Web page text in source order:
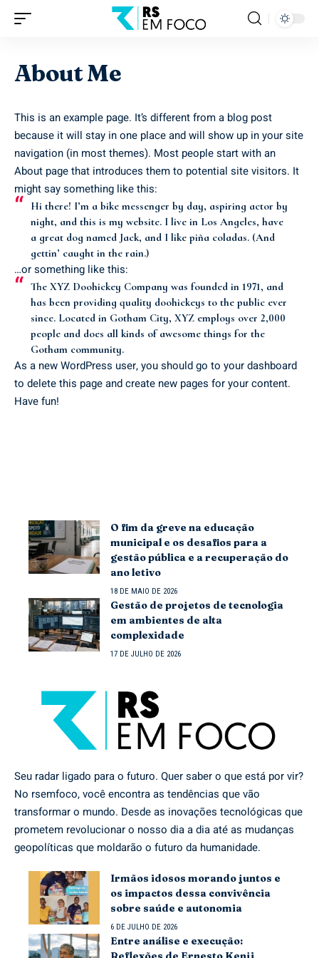
About Me
This is an example page. It’s different from a blog post
because it will stay in one place and will show up in your site
navigation (in most themes). Most people start with an
About page that introduces them to potential site visitors. It
might say something like this:
Hi there! I’m a bike messenger by day, aspiring actor by
night, and this is my website. I live in Los Angeles, have
a great dog named Jack, and I like piña coladas. (And
gettin’ caught in the rain.)
…or something like this:
The XYZ Doohickey Company was founded in 1971, and
has been providing quality doohickeys to the public ever
since. Located in Gotham City, XYZ employs over 2,000
people and does all kinds of awesome things for the
Gotham community.
As a new WordPress user, you should go to your dashboard
to delete this page and create new pages for your content.
Have fun!
O fim da greve na educação
municipal e os desafios para a
gestão pública e a recuperação do
ano letivo
18 DE MAIO DE 2026
Gestão de projetos de tecnologia
em ambientes de alta
complexidade
17 DE JULHO DE 2026
Seu radar ligado para o futuro. Quer saber o que está por vir?
No rsemfoco, você encontra as tendências que vão
transformar o mundo. Desde as inovações tecnológicas que
prometem revolucionar o nosso dia a dia até as mudanças
geopolíticas que moldarão o futuro da humanidade.
Irmãos idosos morando juntos e
os impactos dessa convivência
sobre saúde e autonomia
6 DE JULHO DE 2026
Entre análise e execução: